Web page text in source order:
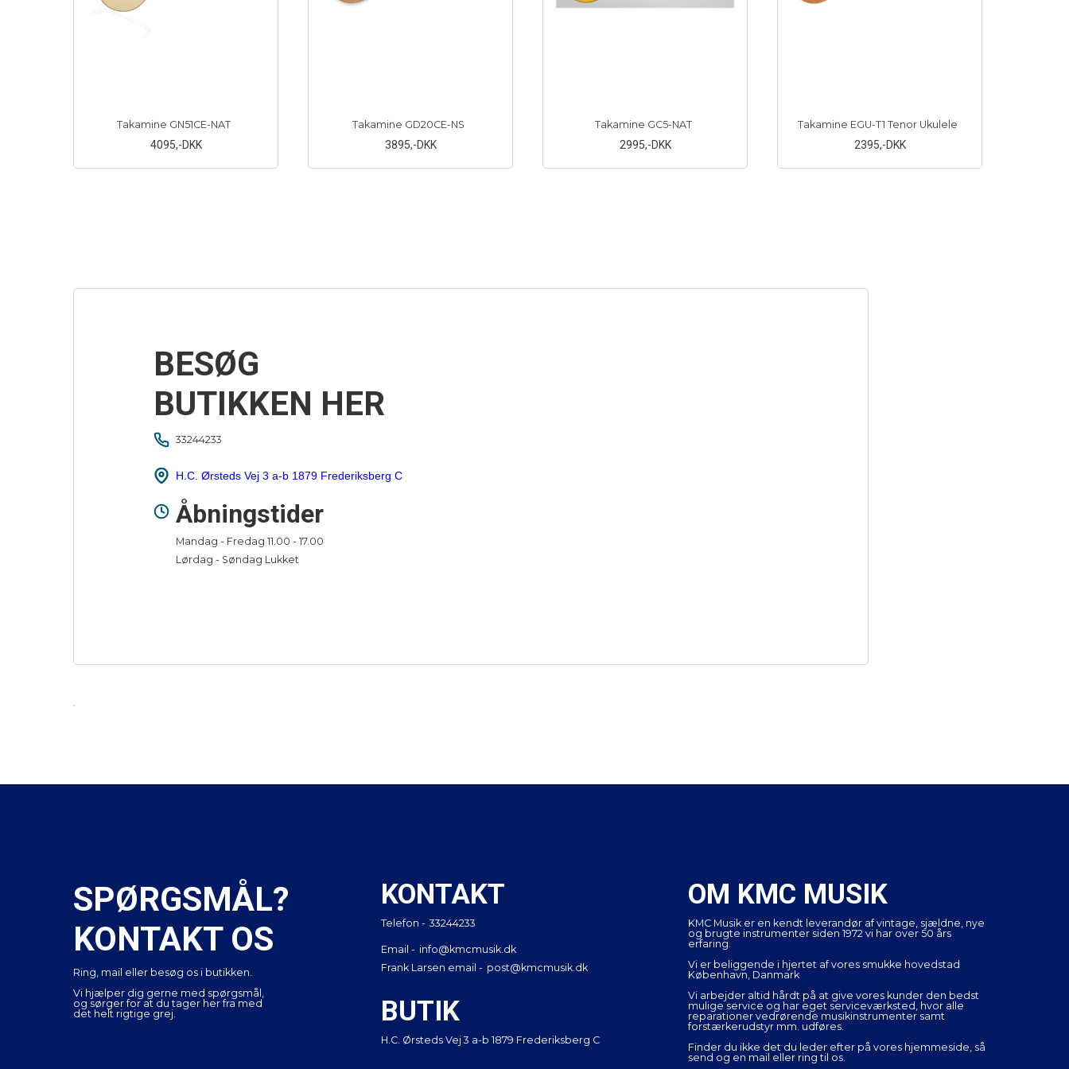
Takamine GN51CE-NAT
4095,-DKK
Takamine GD20CE-NS
3895,-DKK
Takamine GC5-NAT
2995,-DKK
Takamine EGU-T1 Tenor Ukulele
2395,-DKK
BESØG
BUTIKKEN HER
33244233
H.C. Ørsteds Vej 3 a-b 1879 Frederiksberg C
Åbningstider
Mandag - Fredag 11.00 - 17.00
Lørdag - Søndag Lukket
SPØRGSMÅL?
KONTAKT OS
Ring, mail eller besøg os i butikken.
Vi hjælper dig gerne med spørgsmål,
og sørger for at du tager her fra med
det helt rigtige grej.
KONTAKT
Telefon - 33244233
Email - info@kmcmusik.dk
Frank Larsen email - post@kmcmusik.dk
BUTIK
H.C. Ørsteds Vej 3 a-b 1879 Frederiksberg C
OM KMC MUSIK
KMC Musik er en kendt leverandør af vintage, sjældne, nye
og brugte instrumenter siden 1972 vi har over 50 års
erfaring.
Vi er beliggende i hjertet af vores smukke hovedstad
København, Danmark
Vi arbejder altid hårdt på at give vores kunder den bedst
mulige service og har eget serviceværksted, hvor alle
reparationer vedrørende musikinstrumenter samt
forstærkerudstyr mm. udføres.
Finder du ikke det du leder efter på vores hjemmeside, så
send og en mail eller ring til os.